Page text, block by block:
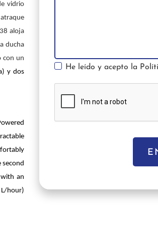
vidrio
aloja
ducha
con un
y dos
second
an
L/hour)
He leído y acepto la